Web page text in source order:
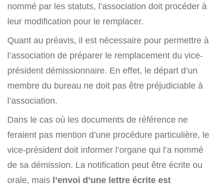
nommé par les statuts, l’association doit procéder à
leur modification pour le remplacer.
Quant au préavis, il est nécessaire pour permettre à
l’association de préparer le remplacement du vice-
président démissionnaire. En effet, le départ d’un
membre du bureau ne doit pas être préjudiciable à
l’association.
Dans le cas où les documents de référence ne
feraient pas mention d’une procédure particulière, le
vice-président doit informer l’organe qui l’a nommé
de sa démission. La notification peut être écrite ou
orale, mais l’envoi d’une lettre écrite est